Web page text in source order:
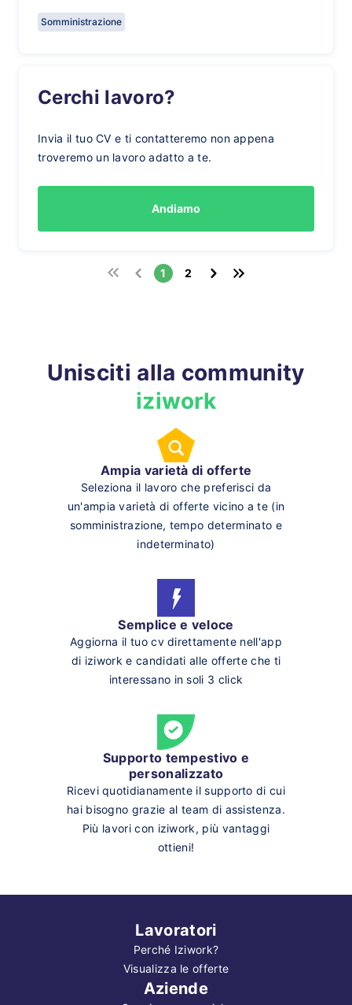
Somministrazione
Cerchi lavoro?
Invia il tuo CV e ti contatteremo non appena
troveremo un lavoro adatto a te.
Andiamo
1 2
Unisciti alla community
iziwork
Ampia varietà di offerte
Seleziona il lavoro che preferisci da
un'ampia varietà di offerte vicino a te (in
somministrazione, tempo determinato e
indeterminato)
Semplice e veloce
Aggiorna il tuo cv direttamente nell'app
di iziwork e candidati alle offerte che ti
interessano in soli 3 click
Supporto tempestivo e
personalizzato
Ricevi quotidianamente il supporto di cui
hai bisogno grazie al team di assistenza.
Più lavori con iziwork, più vantaggi
ottieni!
Lavoratori
Perché Iziwork?
Visualizza le offerte
Aziende